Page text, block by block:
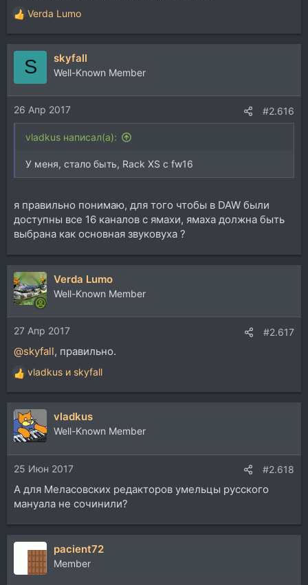
Р
е
а
и
и
:
Verda Lumo
S skyfall
Well-Known Member
26 Апр 2017 #2.616
vladkus написал(а):
У меня, стало быть, Rack XS с fw16
я правильно понимаю, для того чтобы в DAW были
доступны все 16 каналов с ямахи, ямаха должна быть
выбрана как основная звуковуха ?
Verda Lumo
Well-Known Member
27 Апр 2017 #2.617
@skyfall, правильно.
Р
е
а
к
ц
и
и
:
vladkus и skyfall
vladkus
Well-Known Member
25 Июн 2017 #2.618
А для Меласовских редакторов умельцы русского
мануала не сочинили?
pacient72
Member